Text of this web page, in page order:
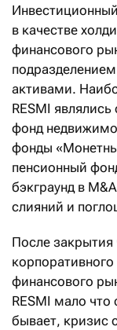
в качестве
финансового
активами.
RESMI
фонд
фонды
пенсионный
бэкграунд в
слияний и
После
финансового
RESMI мало
бывает, кризис